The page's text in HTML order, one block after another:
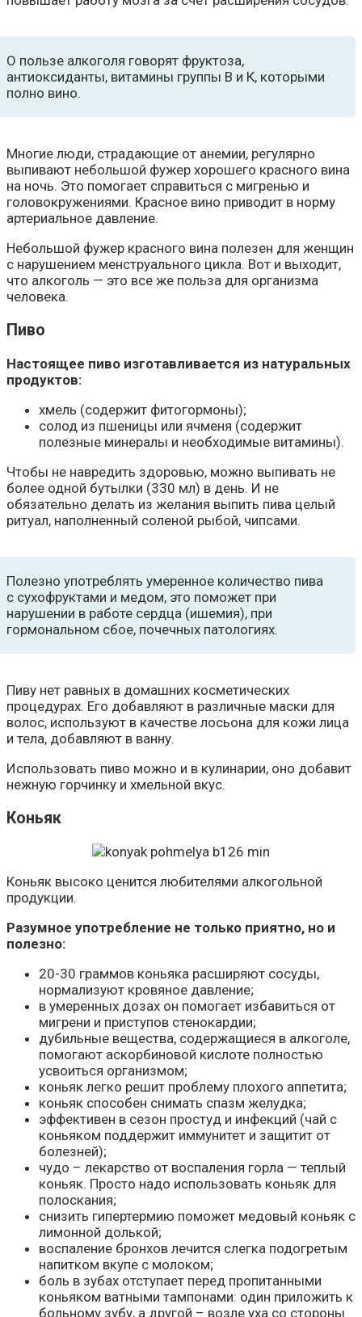
О пользе алкоголя говорят фруктоза,
антиоксиданты, витамины группы В и К, которыми
полно вино.
Многие люди, страдающие от анемии, регулярно
выпивают небольшой фужер хорошего красного вина
на ночь. Это помогает справиться с мигренью и
головокружениями. Красное вино приводит в норму
артериальное давление.
Небольшой фужер красного вина полезен для женщин
с нарушением менструального цикла. Вот и выходит,
что алкоголь — это все же польза для организма
человека.
Пиво
Настоящее пиво изготавливается из натуральных
продуктов:
хмель (содержит фитогормоны);
солод из пшеницы или ячменя (содержит
полезные минералы и необходимые витамины).
Чтобы не навредить здоровью, можно выпивать не
более одной бутылки (330 мл) в день. И не
обязательно делать из желания выпить пива целый
ритуал, наполненный соленой рыбой, чипсами.
Полезно употреблять умеренное количество пива
с сухофруктами и медом, это поможет при
нарушении в работе сердца (ишемия), при
гормональном сбое, почечных патологиях.
Пиву нет равных в домашних косметических
процедурах. Его добавляют в различные маски для
волос, используют в качестве лосьона для кожи лица
и тела, добавляют в ванну.
Использовать пиво можно и в кулинарии, оно добавит
нежную горчинку и хмельной вкус.
Коньяк
Коньяк высоко ценится любителями алкогольной
продукции.
Разумное употребление не только приятно, но и
полезно:
20-30 граммов коньяка расширяют сосуды,
нормализуют кровяное давление;
в умеренных дозах он помогает избавиться от
мигрени и приступов стенокардии;
дубильные вещества, содержащиеся в алкоголе,
помогают аскорбиновой кислоте полностью
усвоиться организмом;
коньяк легко решит проблему плохого аппетита;
коньяк способен снимать спазм желудка;
эффективен в сезон простуд и инфекций (чай с
коньяком поддержит иммунитет и защитит от
болезней);
чудо – лекарство от воспаления горла — теплый
коньяк. Просто надо использовать коньяк для
полоскания;
снизить гипертермию поможет медовый коньяк с
лимонной долькой;
воспаление бронхов лечится слегка подогретым
напитком вкупе с молоком;
боль в зубах отступает перед пропитанными
коньяком ватными тампонами: один приложить к
больному зубу, а другой – возле уха со стороны